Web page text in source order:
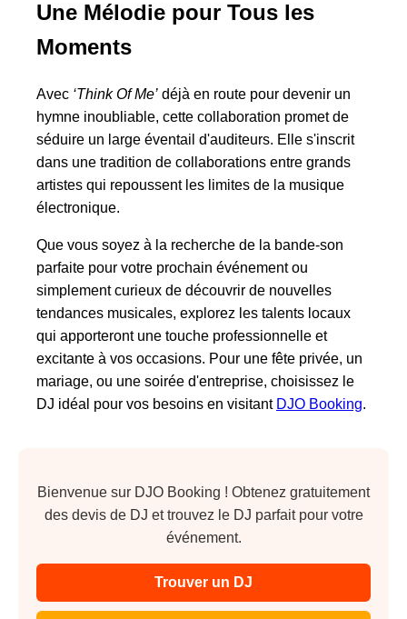
Une Mélodie pour Tous les
Moments
Avec ‘Think Of Me’ déjà en route pour devenir un
hymne inoubliable, cette collaboration promet de
séduire un large éventail d'auditeurs. Elle s'inscrit
dans une tradition de collaborations entre grands
artistes qui repoussent les limites de la musique
électronique.
Que vous soyez à la recherche de la bande-son
parfaite pour votre prochain événement ou
simplement curieux de découvrir de nouvelles
tendances musicales, explorez les talents locaux
qui apporteront une touche professionnelle et
excitante à vos occasions. Pour une fête privée, un
mariage, ou une soirée d'entreprise, choisissez le
DJ idéal pour vos besoins en visitant DJO Booking.
Bienvenue sur DJO Booking ! Obtenez gratuitement
des devis de DJ et trouvez le DJ parfait pour votre
événement.
Trouver un DJ